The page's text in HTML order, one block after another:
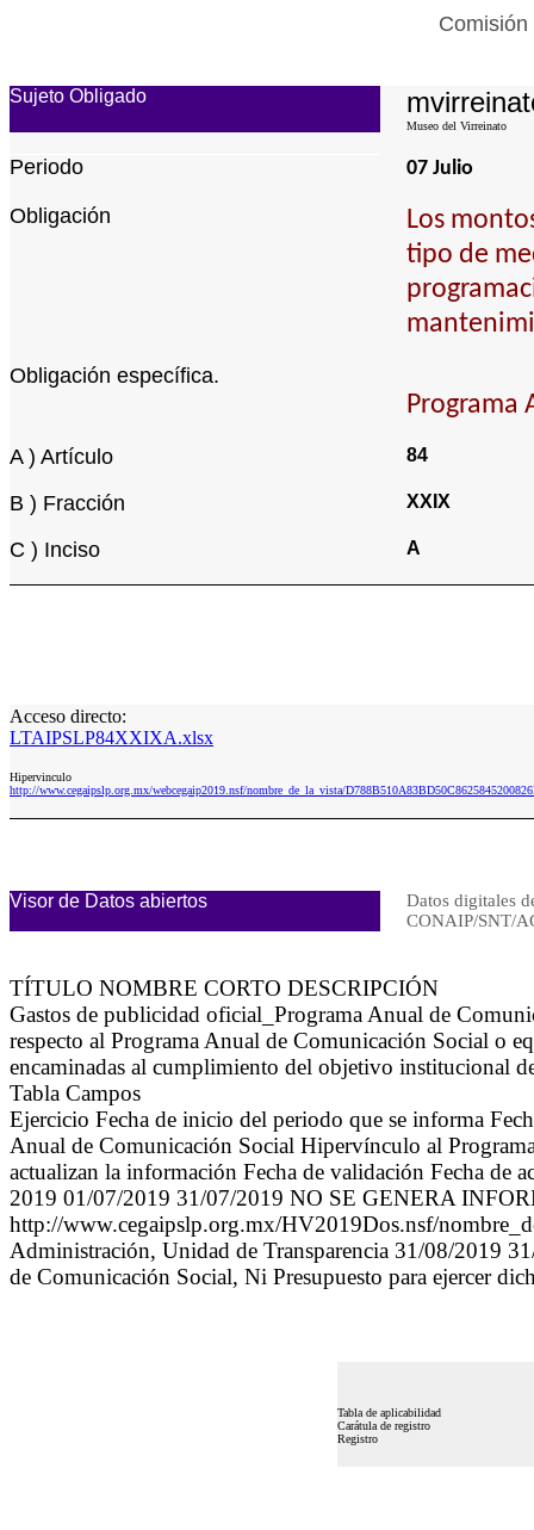
Sujeto Obligado
Museo del Virreinato
Periodo 07 Julio
Obligación
Los
tipo de
Obligación específica.
Programa
A ) Artículo 84
B ) Fracción XXIX
C ) Inciso A
Acceso directo:
LTAIPSLP84XXIXA.xlsx
Hipervinculo
http://www.cegaipslp.org.mx/webcegaip2019.nsf/nombre_de_la_vista/
Visor de Datos abiertos
Datos digitales
CONAIP/SNT/
TÍTULO NOMBRE CORTO DESCRIPCIÓN
Gastos de publicidad oficial_Programa Anual de
respecto al Programa Anual de Comunicación Social o
encaminadas al cumplimiento del objetivo institucional
Tabla Campos
Ejercicio Fecha de inicio del periodo que se informa
Anual de Comunicación Social Hipervínculo al
actualizan la información Fecha de validación Fecha de
2019 01/07/2019 31/07/2019 NO SE GENERA
http://www.cegaipslp.org.mx/HV2019Dos.nsf/
Administración, Unidad de Transparencia 31/08/2019
de Comunicación Social, Ni Presupuesto para ejercer
Tabla de aplicabilidad
Carátula de registro
Registro